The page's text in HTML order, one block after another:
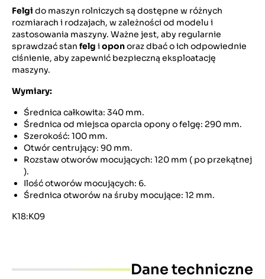
Felgi do maszyn rolniczych są dostępne w różnych
rozmiarach i rodzajach, w zależności od modelu i
zastosowania maszyny. Ważne jest, aby regularnie
sprawdzać stan felg i oponoraz dbać o ich odpowiednie
ciśnienie, aby zapewnić bezpieczną eksploatację
maszyny.
Wymiary:
Średnica całkowita: 340 mm.
Średnica od miejsca oparcia opony o felgę: 290 mm.
Szerokość: 100 mm.
Otwór centrujący: 90 mm.
Rozstaw otworów mocujących: 120 mm ( po przekątnej
).
Ilość otworów mocujących: 6.
Średnica otworów na śruby mocujące: 12 mm.
K18:K09
Dane techniczne